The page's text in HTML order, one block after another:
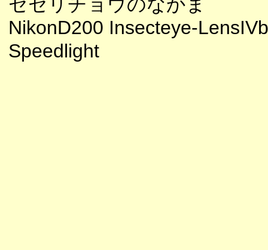
NikonD200 Insecteye-
Speedlight